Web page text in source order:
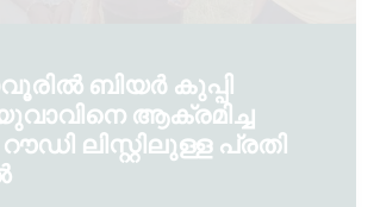
ബിയർ കുപ്പി
ആക്രമിച്ച
ലിസ്റ്റിലുള്ള പ്രതി